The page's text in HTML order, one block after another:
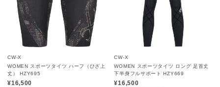
CW-X
WOMEN スポーツタイツ ハーフ（ひざ上
丈） HZY695
¥16,500
CW-X
WOMEN スポーツタイツ ロング 足首丈
下半身フルサポート HZY669
¥16,500